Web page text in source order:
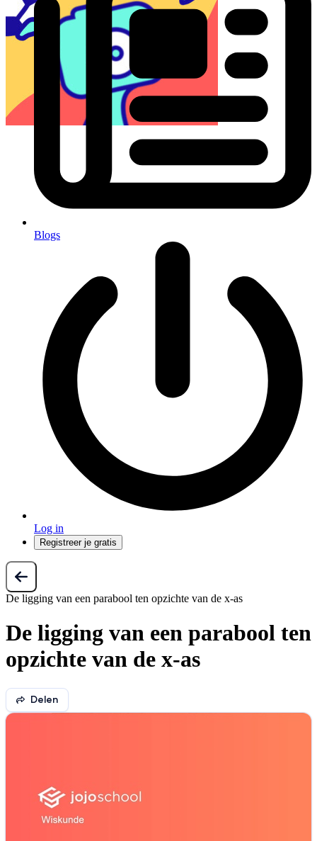
Blogs
Log in
Registreer je gratis
De ligging van een parabool ten opzichte van de x-as
De ligging van een parabool ten
opzichte van de x-as
Delen